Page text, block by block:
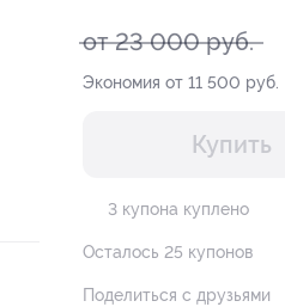
от 23 000 руб.
Экономия от 11 500 руб.
Купить
3 купона куплено
Осталось 25 купонов
Поделиться с друзьями